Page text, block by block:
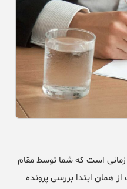
زمانی است که شما توسط مقام
همان ابتدا بررسی پرونده